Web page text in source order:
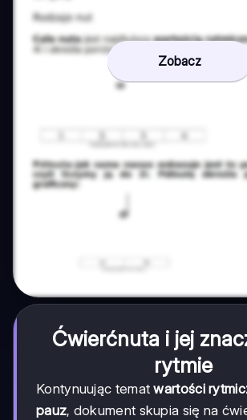
Zobacz
Ćwierćnuta i jej
rytmie
Kontynuując tematwartości
pauz, dokument skupia się na